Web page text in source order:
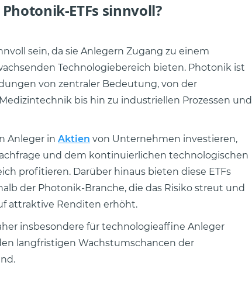
Photonik-ETFs sinnvoll?
sein, da sie Anlegern Zugang zu einem
Technologiebereich bieten. Photonik ist
von zentraler Bedeutung, von der
bis hin zu industriellen Prozessen und
Anleger in Aktien von Unternehmen investieren,
und dem kontinuierlichen technologischen
profitieren. Darüber hinaus bieten diese ETFs
der Photonik-Branche, die das Risiko streut und
attraktive Renditen erhöht.
insbesondere für technologieaffine Anleger
langfristigen Wachstumschancen der